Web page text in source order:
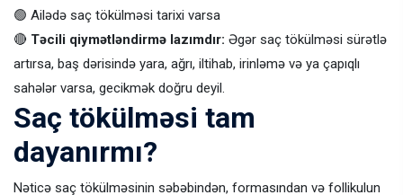
🟢 Ailədə saç tökülməsi tarixi varsa
🔴 Təcili qiymətləndirmə lazımdır: Əgər saç tökülməsi sürətlə
artırsa, baş dərisində yara, ağrı, iltihab, irinləmə və ya çapıqlı
sahələr varsa, gecikmək doğru deyil.
Saç tökülməsi tam
dayanırmı?
Nəticə saç tökülməsinin səbəbindən, formasından və follikulun